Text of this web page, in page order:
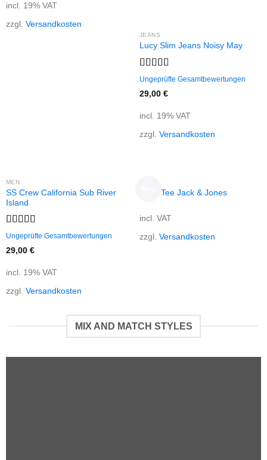
incl. 19% VAT
zzgl. Versandkosten
JEANS
Lucy Slim Jeans Noisy May
Rated
3.00
out of
Ungeprüfte Gesamtbewertungen
29,00 €
incl. 19% VAT
zzgl. Versandkosten
MEN
SS Crew California Sub River
Island
Rated
3.67 out
of 5
Ungeprüfte Gesamtbewertungen
29,00 €
incl. 19% VAT
zzgl. Versandkosten
Land Tee Jack & Jones
incl. VAT
zzgl. Versandkosten
MIX AND MATCH STYLES